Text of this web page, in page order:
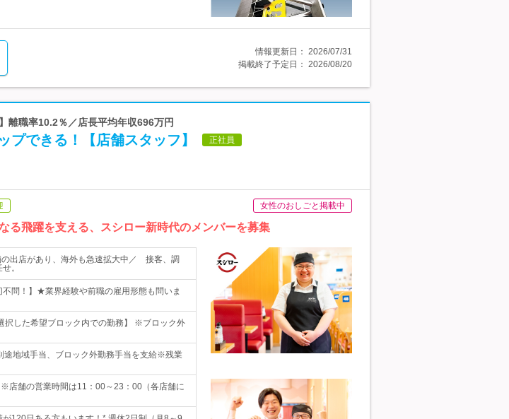
情報更新日： 2026/07/31
掲載終了予定日： 2026/08/20
離職率10.2％／店長平均年収696万円
できる！【店舗スタッフ】 正社員
女性のおしごと掲載中
る飛躍を支える、スシロー新時代のメンバーを募集
出店があり、海外も急速拡大中／ 接客、調
。
不問！】★業界経験や前職の雇用形態も問いま
した希望ブロック内での勤務】 ※ブロック外
地域手当、ブロック外勤務手当を支給※残業
店舗の営業時間は11：00～23：00（各店舗に